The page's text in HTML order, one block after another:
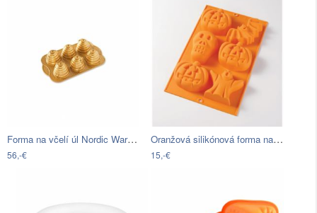
Forma na včelí úl Nordic Ware Bees
56,-€
Oranžová silikónová forma na pečenie…
15,-€